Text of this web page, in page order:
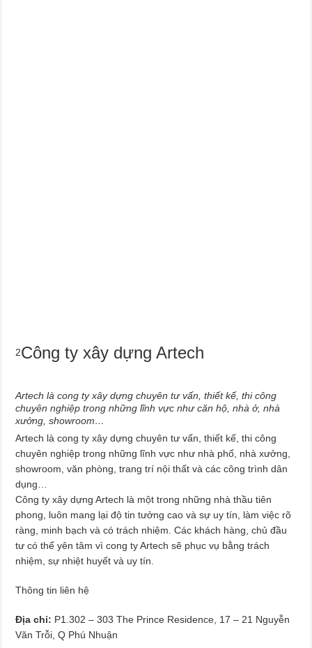
2Công ty xây dựng Artech
Artech là cong ty xây dựng chuyên tư vấn, thiết kế, thi công
chuyên nghiệp trong những lĩnh vực như căn hộ, nhà ở, nhà
xưởng, showroom…
Artech là cong ty xây dựng chuyên tư vấn, thiết kế, thi công
chuyên nghiệp trong những lĩnh vực như nhà phố, nhà xưởng,
showroom, văn phòng, trang trí nội thất và các công trình dân
dụng…
Công ty xây dựng Artech là một trong những nhà thầu tiên
phong, luôn mang lại độ tin tưởng cao và sự uy tín, làm việc rõ
ràng, minh bạch và có trách nhiệm. Các khách hàng, chủ đầu
tư có thể yên tâm vì cong ty Artech sẽ phục vụ bằng trách
nhiệm, sự nhiệt huyết và uy tín.
Thông tin liên hệ
Địa chỉ: P1.302 – 303 The Prince Residence, 17 – 21 Nguyễn
Văn Trỗi, Q Phú Nhuận